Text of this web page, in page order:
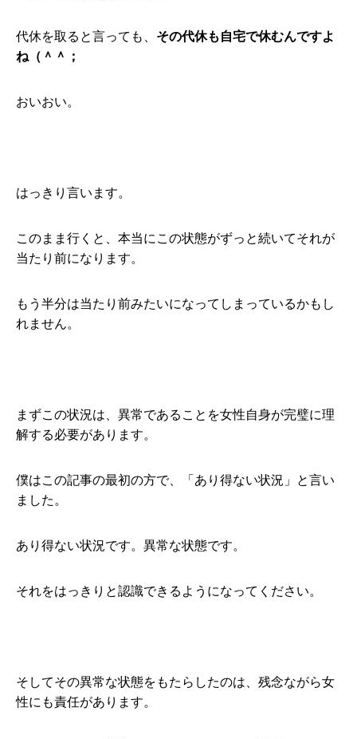
代休を取ると言っても、 その代休も自宅で休むんですよ
ね（＾＾；
おいおい。
はっきり言います。
このまま行くと、本当にこの状態がずっと続いてそれが
当たり前になります。
もう半分は当たり前みたいになってしまっているかもし
れません。
まずこの状況は、異常であることを女性自身が完璧に理
解する必要があります。
僕はこの記事の最初の方で、「あり得ない状況」と言い
ました。
あり得ない状況です。異常な状態です。
それをはっきりと認識できるようになってください。
そしてその異常な状態をもたらしたのは、残念ながら女
性にも責任があります。